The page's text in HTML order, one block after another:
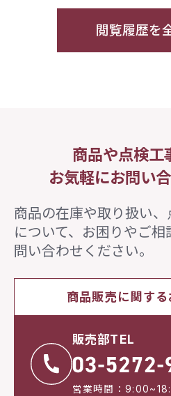
閲覧履歴を
商品や点検工
お気軽にお問い
商品の在庫や取り扱い
について、 お困りやご相
問い合わせください。
商品販売に関す
販売部TEL
営業時間：